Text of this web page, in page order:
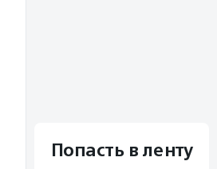
Попасть в ленту